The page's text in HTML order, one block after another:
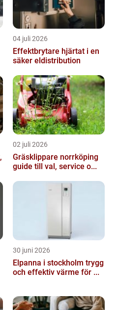
04 juli 2026
Effektbrytare hjärtat i en
säker eldistribution
02 juli 2026
Gräsklippare norrköping
guide till val, service o...
30 juni 2026
Elpanna i stockholm trygg
och effektiv värme för ...